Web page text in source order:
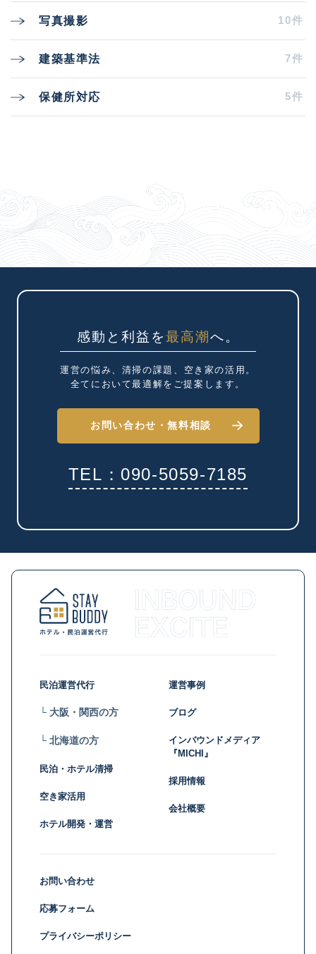
写真撮影 10件
建築基準法 7件
保健所対応 5件
感動と利益を最高潮へ。
運営の悩み、清掃の課題、 空き家の活用。
全てにおいて最適解を ご提案します。
お問い合わせ・無料相談
TEL：090-5059-7185
民泊運営代行
└ 大阪・関西の方
└ 北海道の方
民泊・ホテル清掃
空き家活用
ホテル開発・運営
運営事例
ブログ
インバウンドメディア
『MICHI』
採用情報
会社概要
お問い合わせ
応募フォーム
プライバシーポリシー